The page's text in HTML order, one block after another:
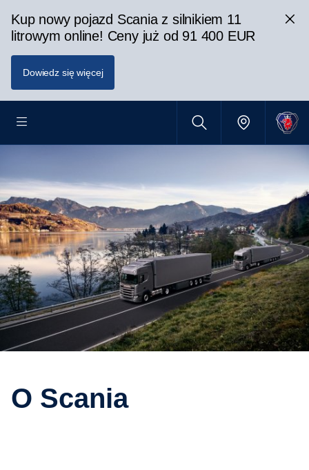
Kup nowy pojazd Scania z silnikiem 11
litrowym online! Ceny już od 91 400 EUR
Dowiedz się więcej
O Scania